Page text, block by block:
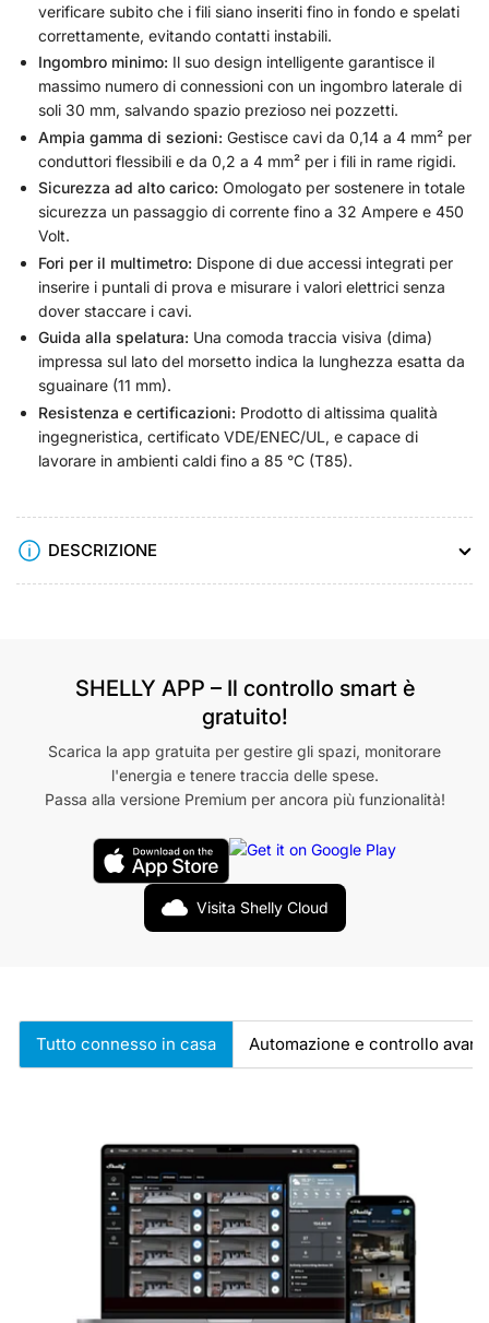
verificare subito che i fili siano inseriti fino in fondo e spelati
correttamente, evitando contatti instabili.
Ingombro minimo: Il suo design intelligente garantisce il
massimo numero di connessioni con un ingombro laterale di
soli 30 mm, salvando spazio prezioso nei pozzetti.
Ampia gamma di sezioni: Gestisce cavi da 0,14 a 4 mm² per
conduttori flessibili e da 0,2 a 4 mm² per i fili in rame rigidi.
Sicurezza ad alto carico: Omologato per sostenere in totale
sicurezza un passaggio di corrente fino a 32 Ampere e 450
Volt.
Fori per il multimetro: Dispone di due accessi integrati per
inserire i puntali di prova e misurare i valori elettrici senza
dover staccare i cavi.
Guida alla spelatura: Una comoda traccia visiva (dima)
impressa sul lato del morsetto indica la lunghezza esatta da
sguainare (11 mm).
Resistenza e certificazioni: Prodotto di altissima qualità
ingegneristica, certificato VDE/ENEC/UL, e capace di
lavorare in ambienti caldi fino a 85 °C (T85).
DESCRIZIONE
SHELLY APP – Il controllo smart è
gratuito!
Scarica la app gratuita per gestire gli spazi, monitorare
l'energia e tenere traccia delle spese.
Passa alla versione Premium per ancora più funzionalità!
Visita Shelly Cloud
Tutto connesso in casa Automazione e controllo